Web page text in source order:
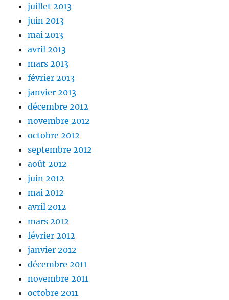
juillet 2013
juin 2013
mai 2013
avril 2013
mars 2013
février 2013
janvier 2013
décembre 2012
novembre 2012
octobre 2012
septembre 2012
août 2012
juin 2012
mai 2012
avril 2012
mars 2012
février 2012
janvier 2012
décembre 2011
novembre 2011
octobre 2011